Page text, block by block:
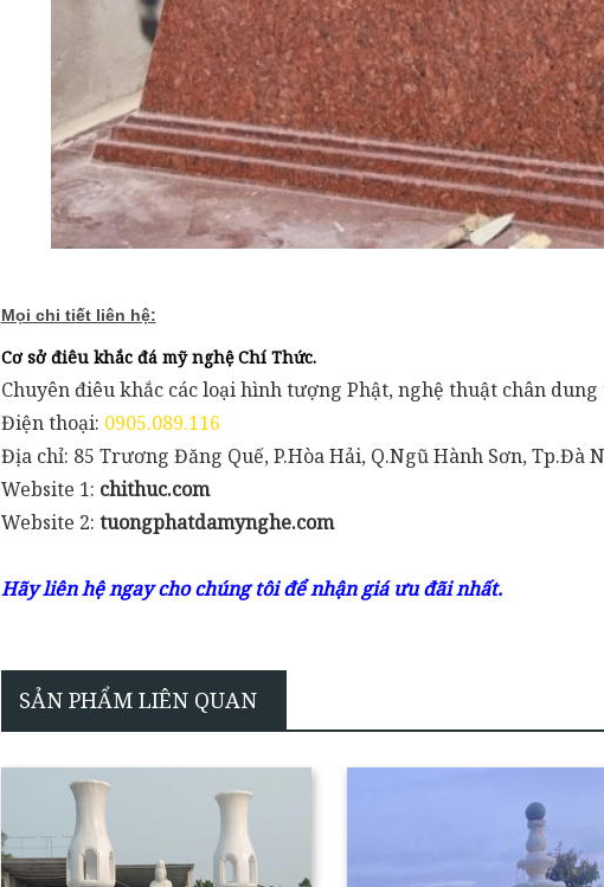
Mọi chi tiết liên hệ:
Cơ sở điêu khắc đá mỹ nghệ Chí Thức.
Chuyên điêu khắc các loại hình tượng Phật, nghệ thuật chân dung
Điện thoại: 0905.089.116
Địa chỉ: 85 Trương Đăng Quế, P.Hòa Hải, Q.Ngũ Hành Sơn, Tp.Đà
Website 1: chithuc.com
Website 2: tuongphatdamynghe.com
Hãy liên hệ ngay cho chúng tôi để nhận giá ưu đãi nhất.
SẢN PHẨM LIÊN QUAN